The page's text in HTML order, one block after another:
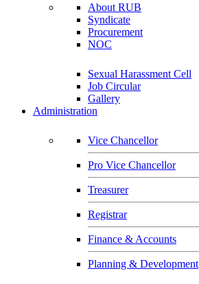
About RUB
Syndicate
Procurement
NOC
Sexual Harassment Cell
Job Circular
Gallery
Administration
Vice Chancellor
Pro Vice Chancellor
Treasurer
Registrar
Finance & Accounts
Planning & Development